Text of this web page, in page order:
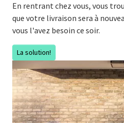
En rentrant chez vous, vous
que votre livraison sera à
vous l'avez besoin ce soir.
La solution!